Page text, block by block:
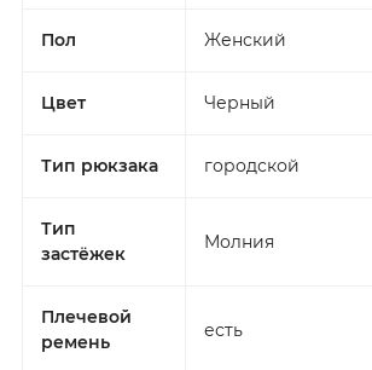
Пол Женский
Цвет Черный
Тип рюкзака городской
Тип
застёжек
Молния
Плечевой
ремень
есть